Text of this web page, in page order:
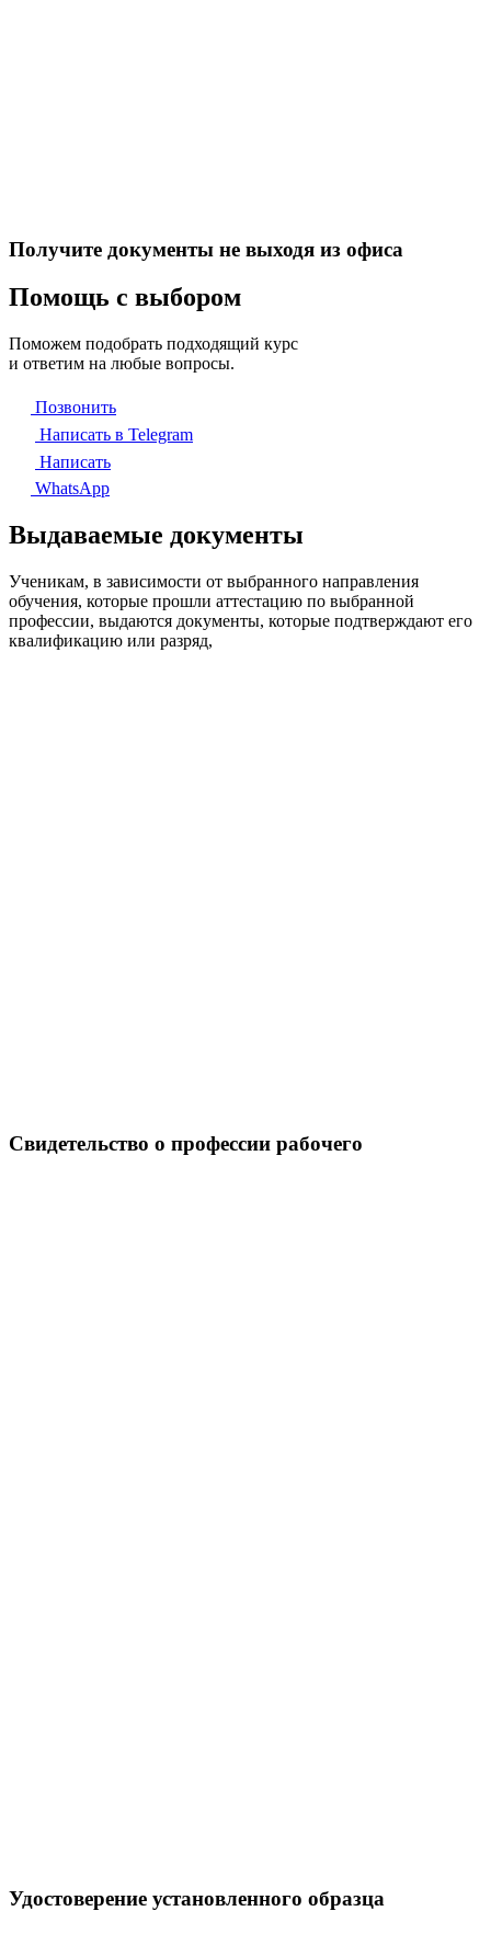
Получите документы не выходя из офиса
Помощь с выбором
Поможем подобрать подходящий курс
и ответим на любые вопросы.
Позвонить
Написать в Telegram
Написать
WhatsApp
Выдаваемые документы
Ученикам, в зависимости от выбранного направления
обучения, которые прошли аттестацию по выбранной
профессии, выдаются документы, которые подтверждают его
квалификацию или разряд,
Свидетельство о профессии рабочего
Удостоверение установленного образца